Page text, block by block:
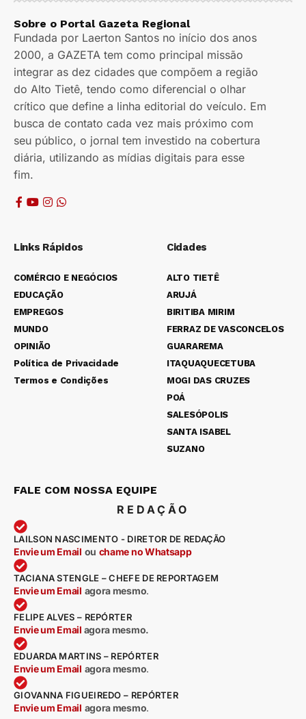
Sobre o Portal Gazeta Regional
Fundada por Laerton Santos no início dos anos
2000, a GAZETA tem como principal missão
integrar as dez cidades que compõem a região
do Alto Tietê, tendo como diferencial o olhar
crítico que define a linha editorial do veículo. Em
busca de contato cada vez mais próximo com
seu público, o jornal tem investido na cobertura
diária, utilizando as mídias digitais para esse
fim.
Links Rápidos
COMÉRCIO E NEGÓCIOS
EDUCAÇÃO
EMPREGOS
MUNDO
OPINIÃO
Política de Privacidade
Termos e Condições
Cidades
ALTO TIETÊ
ARUJÁ
BIRITIBA MIRIM
FERRAZ DE VASCONCELOS
GUARAREMA
ITAQUAQUECETUBA
MOGI DAS CRUZES
POÁ
SALESÓPOLIS
SANTA ISABEL
SUZANO
FALE COM NOSSA EQUIPE
REDAÇÃO
LAILSON NASCIMENTO - DIRETOR DE REDAÇÃO
Envie um Email ou chame no Whatsapp
TACIANA STENGLE – CHEFE DE REPORTAGEM
Envie um Email agora mesmo.
FELIPE ALVES – REPÓRTER
Envie um Email agora mesmo.
EDUARDA MARTINS – REPÓRTER
Envie um Email agora mesmo.
GIOVANNA FIGUEIREDO – REPÓRTER
Envie um Email agora mesmo.